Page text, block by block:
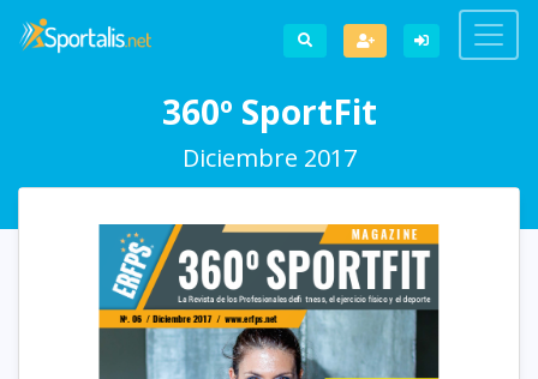
360º SportFit
Diciembre 2017